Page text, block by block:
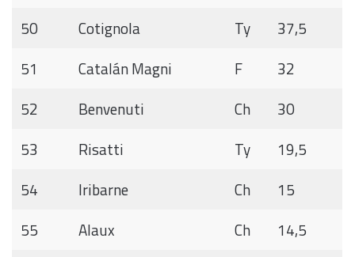
50
Cotignola Ty
37,5
51
Catalán Magni F
32
52
Benvenuti Ch
30
53
Risatti Ty
19,5
54
Iribarne Ch
15
55
Alaux Ch
14,5